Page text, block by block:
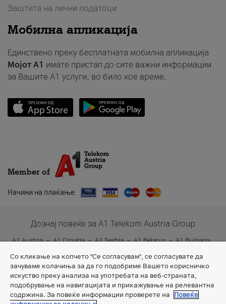
Заштита на лични податоци
Мобилна апликација
Единствено преку бесплатната мобилна апликација
Мојот A1 имате пристап до сите важни информации
за Вашите A1 услуги, во било кое време.
Member of
Начини на плаќање
Дознај повеќе за A1 Telekom Austria Group
A1 Austria A1 Croatia A1 Serbia A1 Belarus
A1 Bulgaria
Со кликање на копчето "Се согласувам", се согласувате да
зачуваме колачиња за да го подобриме Вашето корисничко
искуство преку анализа на употребата на веб-страната,
подобрување на навигацијата и прикажување на релевантна
содржина. За повеќе информации проверете на
Повеќе